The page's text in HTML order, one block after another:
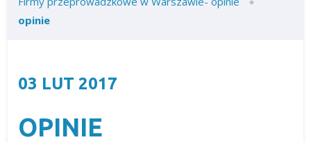
opinie
03 LUT2017
OPINIE